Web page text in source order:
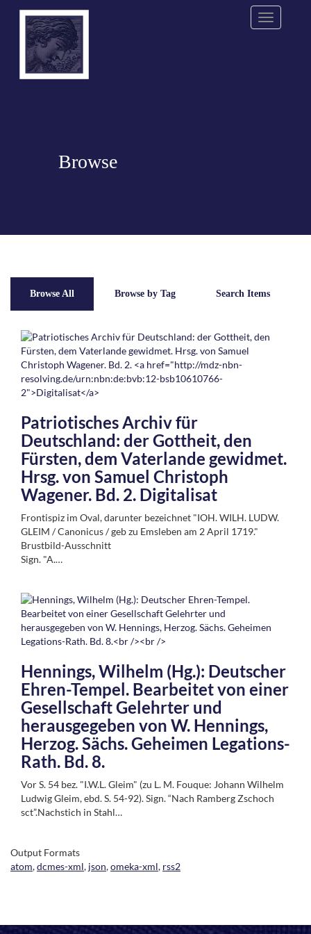
Menu
Browse
Browse All Browse by Tag Search Items
Patriotisches Archiv für
Deutschland: der Gottheit, den
Fürsten, dem Vaterlande gewidmet.
Hrsg. von Samuel Christoph
Wagener. Bd. 2. Digitalisat
Frontispiz im Oval, darunter bezeichnet "IOH. WILH. LUDW.
GLEIM / Canonicus / geb zu Emsleben am 2 April 1719."
Brustbild-Ausschnitt
Sign. "A.…
Hennings, Wilhelm (Hg.): Deutscher
Ehren-Tempel. Bearbeitet von einer
Gesellschaft Gelehrter und
herausgegeben von W. Hennings,
Herzog. Sächs. Geheimen Legations-
Rath. Bd. 8.
Vor S. 54 bez. "I.W.L. Gleim" (zu L. M. Fouque: Johann Wilhelm
Ludwig Gleim, ebd. S. 54-92). Sign. “Nach Ramberg Zschoch
sct”.Nachstich in Stahl…
Output Formats
atom,dcmes-xml, json,omeka-xml, rss2